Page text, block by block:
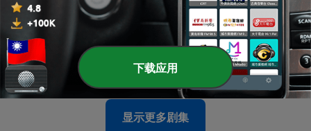
250 - 251 助眠雷雨声：平静的雨 31
30 Apr 2023
249 250 助眠雷雨声：平静的雨 30
30 Apr 2023
显示更多剧集
下载应用